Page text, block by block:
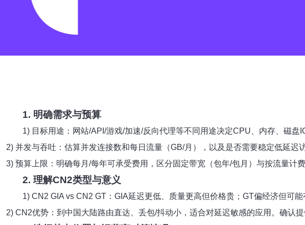
1. 明确需求与预算
1) 目标用途：网站/API/游戏/加速/反向代理等不同用途决定CPU、内存、磁盘
2) 并发与吞吐：估算并发连接数和每日流量（GB/月），以及是否需要稳定低延迟
3) 预算上限：明确每月/每年可承受费用，区分固定带宽（包年/包月）与按流量计费
2. 理解CN2类型与意义
1) CN2 GIA vs CN2 GT：GIA延迟更低、质量更高但价格贵；GT偏经济但可
2) CN2优势：到中国大陆路由直达、丢包/抖动小，适合对延迟敏感的应用。确认提